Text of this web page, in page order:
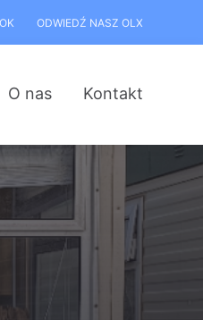
ODWIEDŹ NASZ OLX
O nas Kontakt